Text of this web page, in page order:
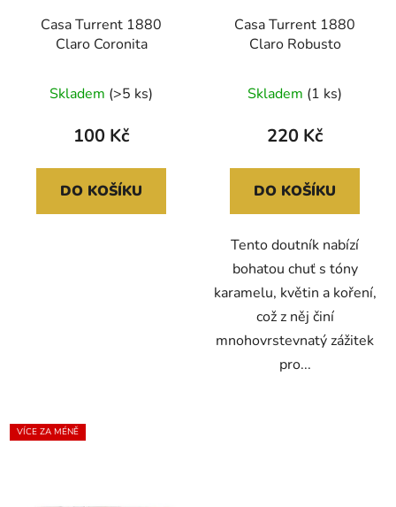
Casa Turrent 1880
Claro Coronita
Skladem (>5 ks)
100 Kč
DO KOŠÍKU
Casa Turrent 1880
Claro Robusto
Skladem (1 ks)
220 Kč
DO KOŠÍKU
Tento doutník nabízí
bohatou chuť s tóny
karamelu, květin a koření,
což z něj činí
mnohovrstevnatý zážitek
pro...
VÍCE ZA MÉNĚ